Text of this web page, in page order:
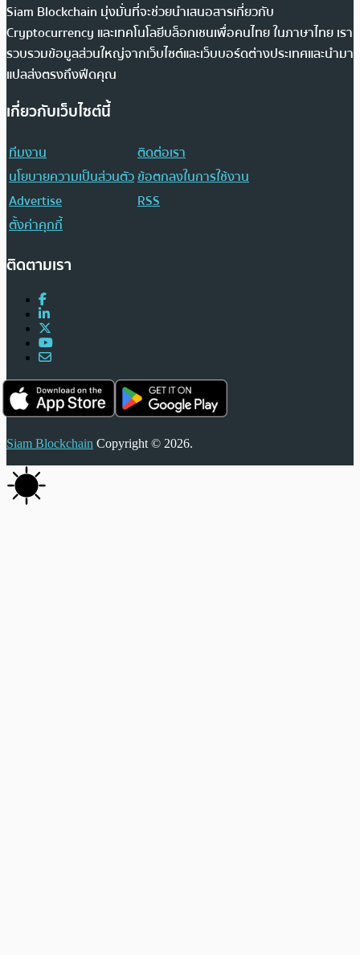
Siam Blockchain มุ่งมั่นที่จะช่วยนำเสนอสารเกี่ยวกับ
Cryptocurrency และเทคโนโลยีบล็อกเชนเพื่อคนไทย ในภาษาไทย เรา
รวบรวมข้อมูลส่วนใหญ่จากเว็บไซต์และเว็บบอร์ดต่างประเทศและนำมา
แปลส่งตรงถึงฟีดคุณ
เกี่ยวกับเว็บไซต์นี้
ทีมงาน
ติดต่อเรา
นโยบายความเป็นส่วนตัวข้อตกลงในการใช้งาน
Advertise
RSS
ตั้งค่าคุกกี้
ติดตามเรา
Siam Blockchain Copyright © 2026.